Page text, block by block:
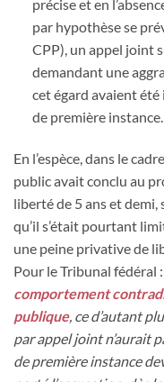
précise et en
par hypothèse se
CPP), un appel joint
demandant une
cet égard avaient
de première instance.
En l’espèce, dans le
public avait conclu au
liberté de 5 ans et
qu’il s’était pourtant
une peine privative de
Pour le Tribunal fédéral :
comportement
publique, ce d’autant
par appel joint n’aurait
de première instance